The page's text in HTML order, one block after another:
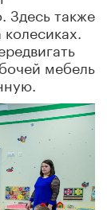
Здесь также
мебель